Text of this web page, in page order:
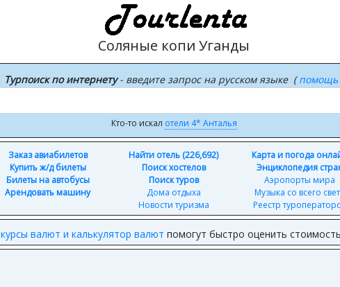
Соляные копи Уганды
Турпоиск по интернету- введите запрос на русском языке (помощь
Кто-то искал отели 4* Анталья
Заказ авиабилетов
Купить ж/д билеты
Билеты на автобусы
Арендовать машину
Найти отель (226,692)
Поиск хостелов
Поиск туров
Дома отдыха
Новости туризма
Карта и погода
Энциклопедия
Аэропорты мира
Музыка со всего
Реестр
курсы валют и калькулятор валют помогут быстро оценить